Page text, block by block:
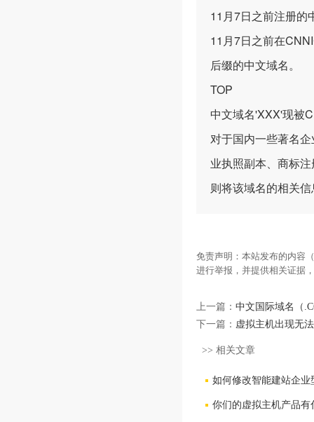
11月7日之前注册的
11月7日之前在
后缀的中文域名。
TOP
中文域名'XXX'现被
对于国内一些著名
业执照副本、商标
则将该域名的相关
免责声明：本站发布的内容
进行举报，并提供相关证据
上一篇： 中文国际域名（
下一篇： 虚拟主机出现无
>> 相关文章
如何修改智能建站企
你们的虚拟主机产品有